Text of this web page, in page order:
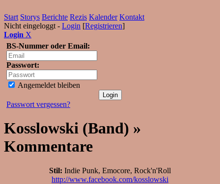
Start Storys Berichte Rezis Kalender Kontakt
Nicht eingeloggt - Login [Registrieren]
Login X
BS-Nummer oder Email:
Passwort:
Angemeldet bleiben
Passwort vergessen?
Kosslowski (Band) »
Kommentare
Stil: Indie Punk, Emocore, Rock'n'Roll
http://www.facebook.com/kosslowski